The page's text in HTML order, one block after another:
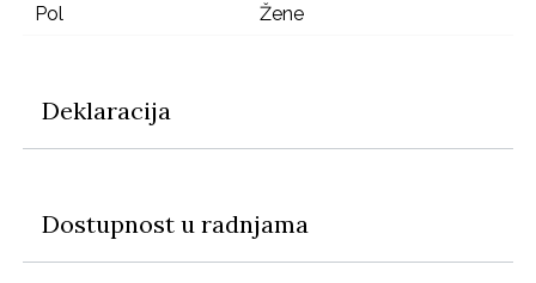
Pol
Žene
Deklaracija
Dostupnost u radnjama